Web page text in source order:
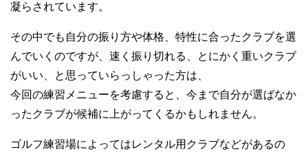
凝らされています。
その中でも自分の振り方や体格、特性に合ったクラブを選
んでいくのですが、速く振り切れる、とにかく重いクラブ
がいい、と思っていらっしゃった方は、
今回の練習メニューを考慮すると、今まで自分が選ばなか
ったクラブが候補に上がってくるかもしれません。
ゴルフ練習場によってはレンタル用クラブなどがあるの